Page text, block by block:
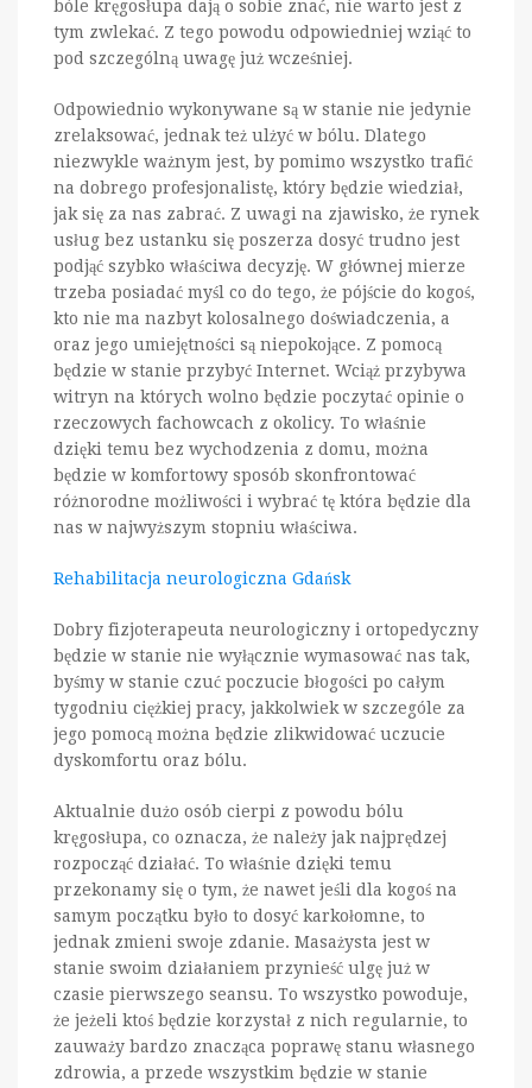
bóle kręgosłupa dają o sobie znać, nie warto jest z
tym zwlekać. Z tego powodu odpowiedniej wziąć to
pod szczególną uwagę już wcześniej.
Odpowiednio wykonywane są w stanie nie jedynie
zrelaksować, jednak też ulżyć w bólu. Dlatego
niezwykle ważnym jest, by pomimo wszystko trafić
na dobrego profesjonalistę, który będzie wiedział,
jak się za nas zabrać. Z uwagi na zjawisko, że rynek
usług bez ustanku się poszerza dosyć trudno jest
podjąć szybko właściwa decyzję. W głównej mierze
trzeba posiadać myśl co do tego, że pójście do kogoś,
kto nie ma nazbyt kolosalnego doświadczenia, a
oraz jego umiejętności są niepokojące. Z pomocą
będzie w stanie przybyć Internet. Wciąż przybywa
witryn na których wolno będzie poczytać opinie o
rzeczowych fachowcach z okolicy. To właśnie
dzięki temu bez wychodzenia z domu, można
będzie w komfortowy sposób skonfrontować
różnorodne możliwości i wybrać tę która będzie dla
nas w najwyższym stopniu właściwa.
Rehabilitacja neurologiczna Gdańsk
Dobry fizjoterapeuta neurologiczny i ortopedyczny
będzie w stanie nie wyłącznie wymasować nas tak,
byśmy w stanie czuć poczucie błogości po całym
tygodniu ciężkiej pracy, jakkolwiek w szczególe za
jego pomocą można będzie zlikwidować uczucie
dyskomfortu oraz bólu.
Aktualnie dużo osób cierpi z powodu bólu
kręgosłupa, co oznacza, że należy jak najprędzej
rozpocząć działać. To właśnie dzięki temu
przekonamy się o tym, że nawet jeśli dla kogoś na
samym początku było to dosyć karkołomne, to
jednak zmieni swoje zdanie. Masażysta jest w
stanie swoim działaniem przynieść ulgę już w
czasie pierwszego seansu. To wszystko powoduje,
że jeżeli ktoś będzie korzystał z nich regularnie, to
zauważy bardzo znacząca poprawę stanu własnego
zdrowia, a przede wszystkim będzie w stanie